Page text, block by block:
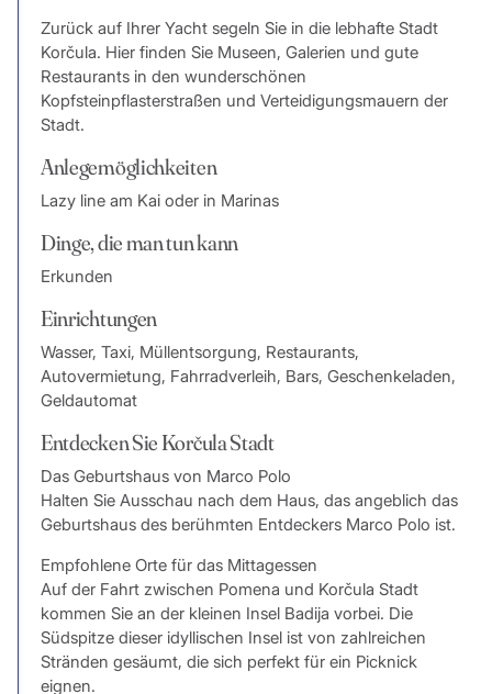
Zurück auf Ihrer Yacht segeln Sie in die lebhafte Stadt
Korčula. Hier finden Sie Museen, Galerien und gute
Restaurants in den wunderschönen
Kopfsteinpflasterstraßen und Verteidigungsmauern der
Stadt.
Anlegemöglichkeiten
Lazy line am Kai oder in Marinas
Dinge, die man tun kann
Erkunden
Einrichtungen
Wasser, Taxi, Müllentsorgung, Restaurants,
Autovermietung, Fahrradverleih, Bars, Geschenkeladen,
Geldautomat
Entdecken Sie Korčula Stadt
Das Geburtshaus von Marco Polo
Halten Sie Ausschau nach dem Haus, das angeblich das
Geburtshaus des berühmten Entdeckers Marco Polo ist.
Empfohlene Orte für das Mittagessen
Auf der Fahrt zwischen Pomena und Korčula Stadt
kommen Sie an der kleinen Insel Badija vorbei. Die
Südspitze dieser idyllischen Insel ist von zahlreichen
Stränden gesäumt, die sich perfekt für ein Picknick
eignen.